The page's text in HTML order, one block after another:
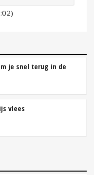
je snel terug in de
vlees